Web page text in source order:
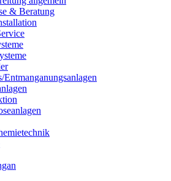
& Beratung
Entmanganungsanlagen